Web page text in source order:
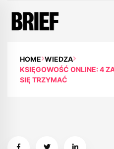
HOME WIEDZA
KSIĘGOWOŚĆ ONLINE: 4
SIĘ TRZYMAĆ